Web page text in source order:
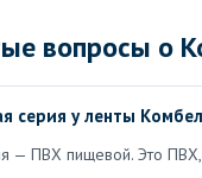
вопросы о
серия у ленты
— ПВХ пищевой. Это ПВХ,